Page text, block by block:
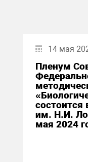
14 мая
Пленум
состоится
им. Н.И.
мая 2024